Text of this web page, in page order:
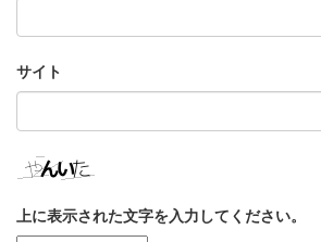
サイト
上に表示された文字を入力してください。